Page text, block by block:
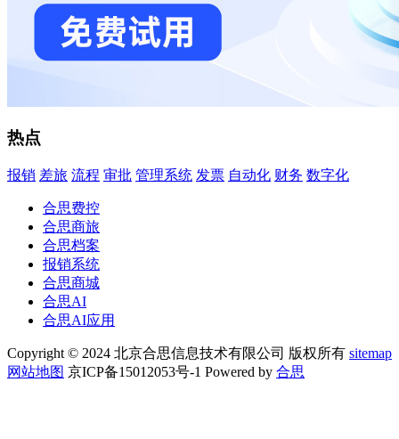
热点
报销 差旅 流程 审批 管理系统 发票 自动化 财务 数字化
合思费控
合思商旅
合思档案
报销系统
合思商城
合思AI
合思AI应用
Copyright © 2024 北京合思信息技术有限公司 版权所有 sitemap
网站地图 京ICP备15012053号-1 Powered by 合思